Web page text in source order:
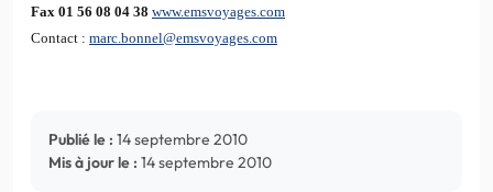
Fax 01 56 08 04 38 www.emsvoyages.com
Contact : marc.bonnel@emsvoyages.com
Publié le : 14 septembre 2010
Mis à jour le : 14 septembre 2010